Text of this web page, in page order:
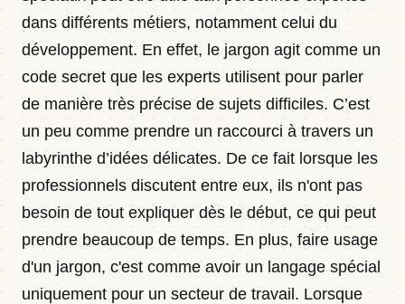
dans différents métiers, notamment celui du
développement. En effet, le jargon agit comme un
code secret que les experts utilisent pour parler
de manière très précise de sujets difficiles. C’est
un peu comme prendre un raccourci à travers un
labyrinthe d’idées délicates. De ce fait lorsque les
professionnels discutent entre eux, ils n'ont pas
besoin de tout expliquer dès le début, ce qui peut
prendre beaucoup de temps. En plus, faire usage
d'un jargon, c'est comme avoir un langage spécial
uniquement pour un secteur de travail. Lorsque